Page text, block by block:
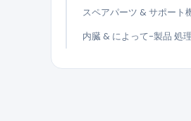
スペアパーツ & サポート
内臓 & によって-製品 処